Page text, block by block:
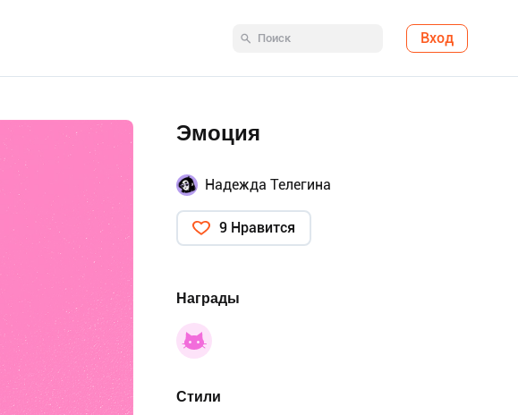
Вход
Эмоция
Надежда Телегина
9 Нравится
Награды
Стили